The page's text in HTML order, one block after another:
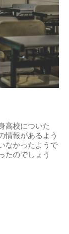
高校についた
情報があるよう
なかったようで
たのでしょう